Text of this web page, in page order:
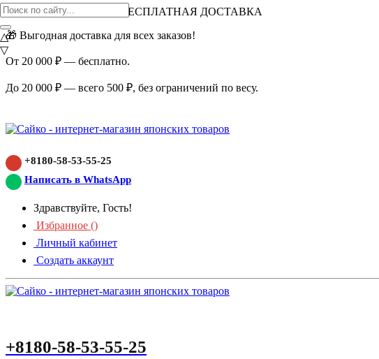
ВНИМАНИЕ АКЦИЯ!
БЕСПЛАТНАЯ ДОСТАВКА
🎁 Выгодная доставка для всех заказов!
От 20 000 ₽ — бесплатно.
До 20 000 ₽ — всего 500 ₽, без ограничений по весу.
+8180-58-53-55-25
Написать в WhatsApp
Здравствуйте, Гость!
Избранное ()
Личный кабинет
Создать аккаунт
+8180-58-53-55-25
△
▽